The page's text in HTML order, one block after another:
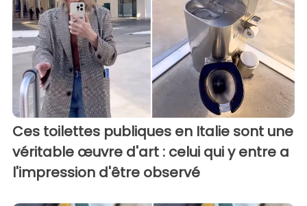
Ces toilettes publiques en Italie sont une
véritable œuvre d'art : celui qui y entre a
l'impression d'être observé